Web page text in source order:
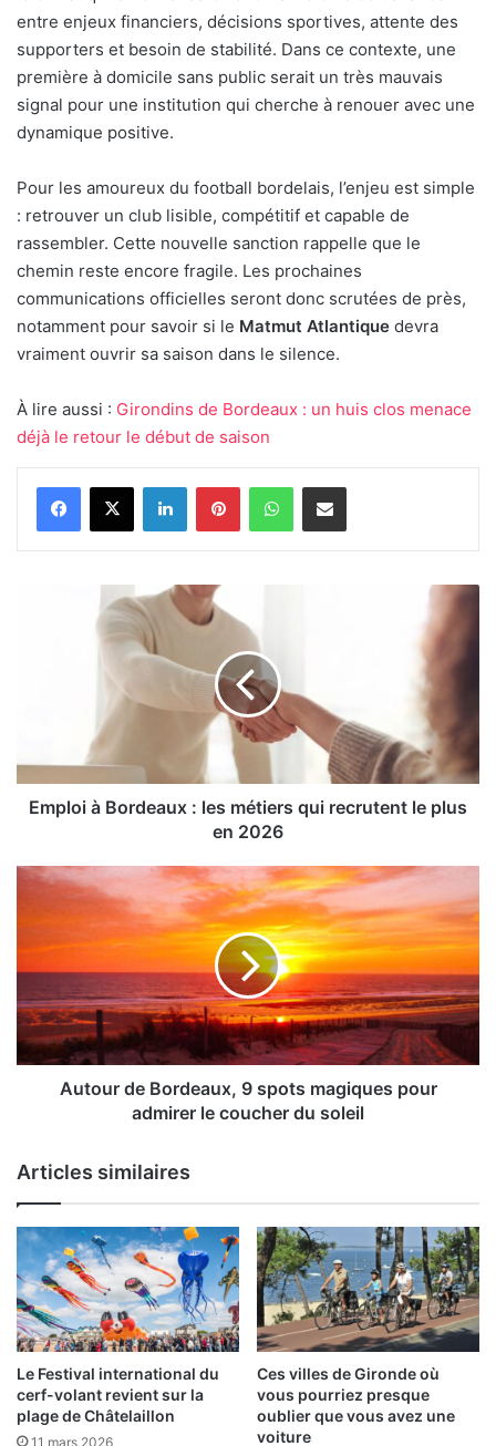
entre enjeux financiers, décisions sportives, attente des
supporters et besoin de stabilité. Dans ce contexte, une
première à domicile sans public serait un très mauvais
signal pour une institution qui cherche à renouer avec une
dynamique positive.
Pour les amoureux du football bordelais, l’enjeu est simple
: retrouver un club lisible, compétitif et capable de
rassembler. Cette nouvelle sanction rappelle que le
chemin reste encore fragile. Les prochaines
communications officielles seront donc scrutées de près,
notamment pour savoir si le Matmut Atlantique devra
vraiment ouvrir sa saison dans le silence.
À lire aussi : Girondins de Bordeaux : un huis clos menace
déjà le retour le début de saison
LinkedinPinterestWhatsAppPartager par email
le
plus
Emploi à Bordeaux : les métiers qui recrutent le plus
en 2026
Autour
Bordeaux,
9
spots
magiques
pour
admirer
le
coucherAutour de Bordeaux, 9 spots magiques pour
admirer le coucher du soleil
Articles similaires
Le Festival international du
cerf-volant revient sur la
plage de Châtelaillon
11 mars 2026
Ces villes de Gironde où
vous pourriez presque
oublier que vous avez une
voiture